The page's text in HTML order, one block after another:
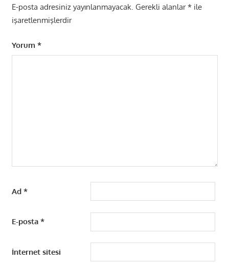
E-posta adresiniz yayınlanmayacak. Gerekli alanlar*ile
işaretlenmişlerdir
Yorum *
Ad *
E-posta *
İnternet sitesi